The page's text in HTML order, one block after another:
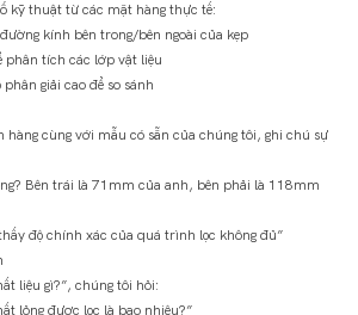
kỹ thuật từ các mặt hàng thực tế:
kính bên trong/bên ngoài của kẹp
phân tích các lớp vật liệu
giải cao để so sánh
cùng với mẫu có sẵn của chúng tôi, ghi chú sự
Bên trái là 71mm của anh, bên phải là 118mm
độ chính xác của quá trình lọc không đủ”
liệu gì?”, chúng tôi hỏi:
lỏng được lọc là bao nhiêu?”